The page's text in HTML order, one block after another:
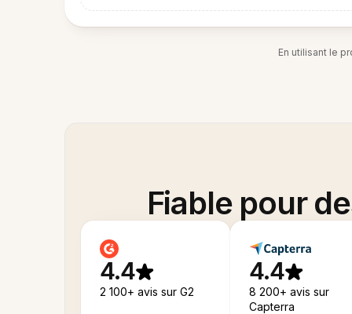
En utilisant le
Fiable pour
4.4
2 100+ avis sur G2
4.4
8 200+ avis sur
Capterra